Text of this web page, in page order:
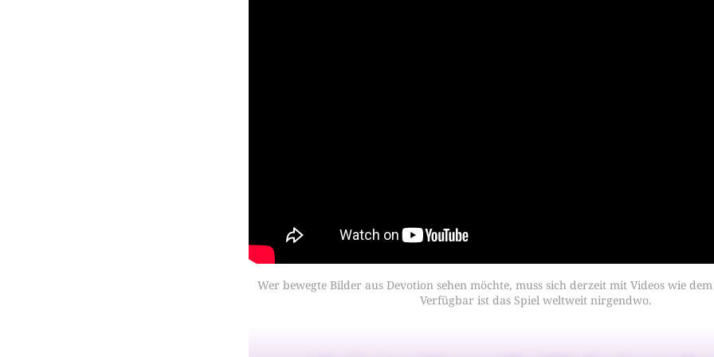
Wer bewegte Bilder aus Devotion sehen möchte, muss sich derzeit mit Videos wie
Verfügbar ist das Spiel weltweit nirgendwo.